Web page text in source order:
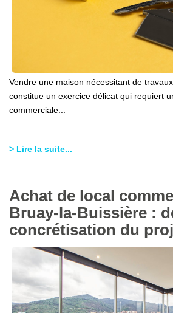
Vendre une maison nécessitant de
constitue un exercice délicat qui requiert
commerciale...
> Lire la suite...
Achat de local
Bruay-la-Buissière :
concrétisation du